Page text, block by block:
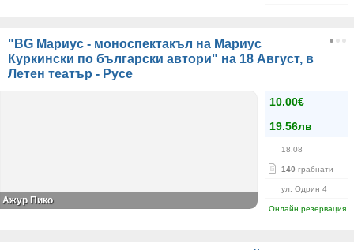
"BG Мариус - моноспектакъл на Мариус
Куркински по български автори" на 18 Август, в
Летен театър - Русе
10.00€
19.56лв
18.08
140 грабнати
ул. Одрин 4
Онлайн резервация
Ажур Пико